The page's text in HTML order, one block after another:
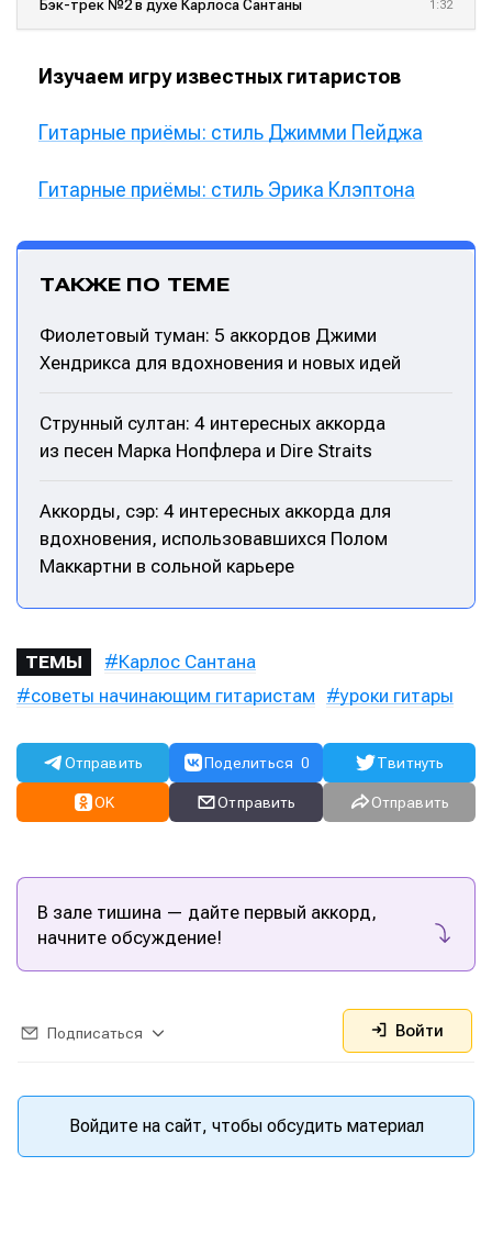
Бэк-трек №2 в духе Карлоса Сантаны 1:32
Изучаем игру известных гитаристов
Гитарные приёмы: стиль Джимми Пейджа
Гитарные приёмы: стиль Эрика Клэптона
ТАКЖЕ ПО ТЕМЕ
Фиолетовый туман: 5 аккордов Джими
Хендрикса для вдохновения и новых идей
Струнный султан: 4 интересных аккорда
из песен Марка Нопфлера и Dire Straits
Аккорды, сэр: 4 интересных аккорда для
вдохновения, использовавшихся Полом
Маккартни в сольной карьере
ТЕМЫ
Карлос Сантана
советы начинающим гитаристам
уроки гитары
Отправить Поделиться 0 Твитнуть
OK Отправить Отправить
В зале тишина — дайте первый аккорд,
начните обсуждение!
Подписаться Войти
Войдите на сайт, чтобы обсудить материал